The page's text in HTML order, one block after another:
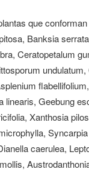
que
Banksia
Ceratopetalum
linearis, Geebung
Xanthosia
caerulea,